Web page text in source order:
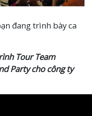
đang trình bày ca
Tour Team
Party cho công ty